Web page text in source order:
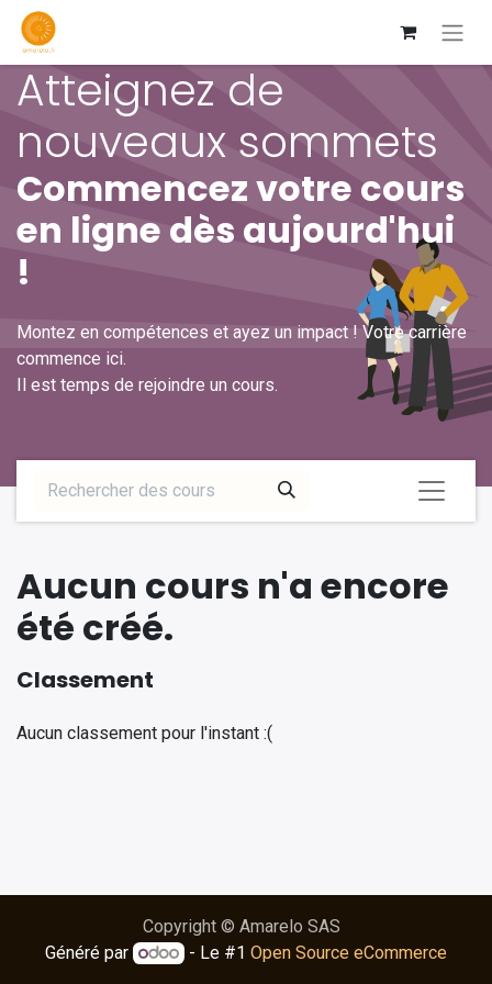
Atteignez de
nouveaux sommets
Commencez votre cours
en ligne dès aujourd'hui
!
Montez en compétences et ayez un impact ! Votre carrière
commence ici.
Il est temps de rejoindre un cours.
Classement
Aucun classement pour l'instant :(
Aucun cours n'a encore
été créé.
Copyright © Amarelo SAS
Généré par
- Le #1 Open Source eCommerce